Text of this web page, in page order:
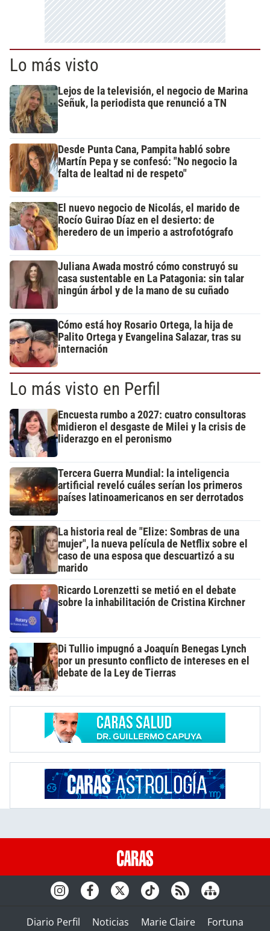
Lo más visto
Lejos de la televisión, el negocio de Marina
Señuk, la periodista que renunció a TN
Desde Punta Cana, Pampita habló sobre
Martín Pepa y se confesó: "No negocio la
falta de lealtad ni de respeto"
El nuevo negocio de Nicolás, el marido de
Rocío Guirao Díaz en el desierto: de
heredero de un imperio a astrofotógrafo
Juliana Awada mostró cómo construyó su
casa sustentable en La Patagonia: sin talar
ningún árbol y de la mano de su cuñado
Cómo está hoy Rosario Ortega, la hija de
Palito Ortega y Evangelina Salazar, tras su
internación
Lo más visto en Perfil
Encuesta rumbo a 2027: cuatro consultoras
midieron el desgaste de Milei y la crisis de
liderazgo en el peronismo
Tercera Guerra Mundial: la inteligencia
artificial reveló cuáles serían los primeros
países latinoamericanos en ser derrotados
La historia real de "Elize: Sombras de una
mujer", la nueva película de Netflix sobre el
caso de una esposa que descuartizó a su
marido
Ricardo Lorenzetti se metió en el debate
sobre la inhabilitación de Cristina Kirchner
Di Tullio impugnó a Joaquín Benegas Lynch
por un presunto conflicto de intereses en el
debate de la Ley de Tierras
Diario Perfil Noticias Marie Claire Fortuna